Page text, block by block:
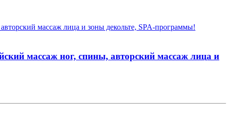
массаж ног, спины, авторский массаж лица и